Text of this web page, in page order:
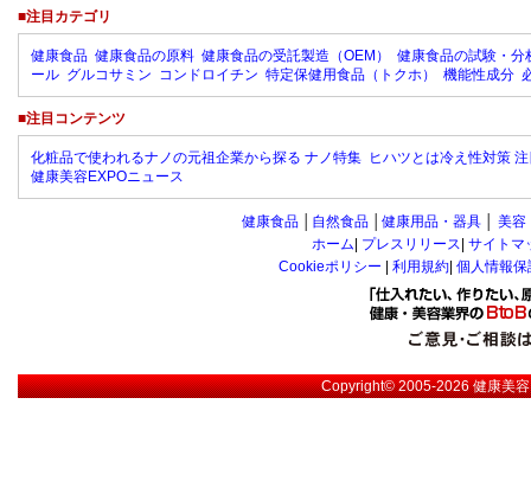
■注目カテゴリ
健康食品 健康食品の原料 健康食品の受託製造（OEM）
健康食品の試験・分
ール グルコサミン コンドロイチン 特定保健用食品（トクホ） 機能性成分
■注目コンテンツ
化粧品で使われるナノの元祖企業から探る ナノ特集 ヒハツとは冷え性対策
健康美容EXPOニュース
健康食品 自然食品 健康用品・器具 美容
ホーム プレスリリース サイトマ
Cookieポリシー
利用規約 個人情報
Copyright© 2005-2026健康美